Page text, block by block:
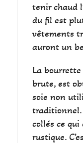
tenir chaud
du fil est
vêtements
auront un
La bourrette
brute, est
soie non
traditionnel.
collés ce
rustique.